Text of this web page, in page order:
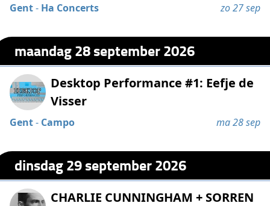
Gent- Ha Concerts zo 27 sep
maandag 28 september 2026
Desktop Performance #1: Eefje de
Visser
Gent- Campo ma 28 sep
dinsdag 29 september 2026
CHARLIE CUNNINGHAM + SORREN